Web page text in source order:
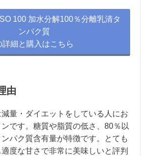
100 加水分解100％分離乳清タ
ンパク質
詳細と購入はこちら
由
量・ダイエットをしている人にお
です。糖質や脂質の低さ、80％以
ンパク質含有量が特徴です。とても
度な甘さで非常に美味しいと評判